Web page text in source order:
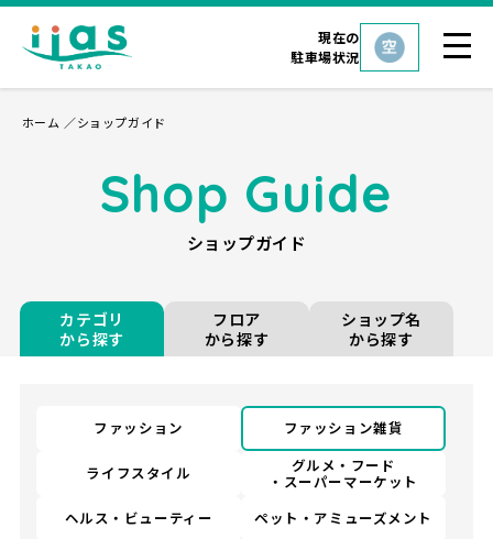
現在の
駐車場状況
ホーム ショップガイド
Shop Guide
ショップガイド
カテゴリ
から探す
フロア
から探す
ショップ名
から探す
ファッション ファッション雑貨
ライフスタイル グルメ・フード
・スーパーマーケット
ヘルス・ビューティー
ペット・アミューズメント